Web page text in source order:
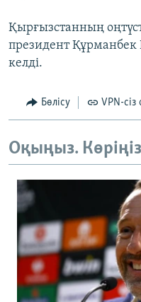
Қырғызстанның
президент Құрманбек
келді.
Бөлісу VPN-сіз
Оқыңыз.